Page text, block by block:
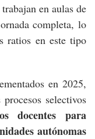
en aulas de
completa, lo
ratios en este tipo
en 2025,
selectivos
docentes para
autónomas